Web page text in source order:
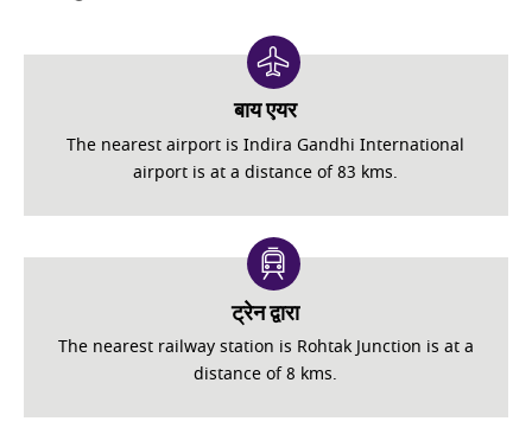
बाय एयर
The nearest airport is Indira Gandhi International
airport is at a distance of 83 kms.
ट्रेन द्वारा
The nearest railway station is Rohtak Junction is at a
distance of 8 kms.